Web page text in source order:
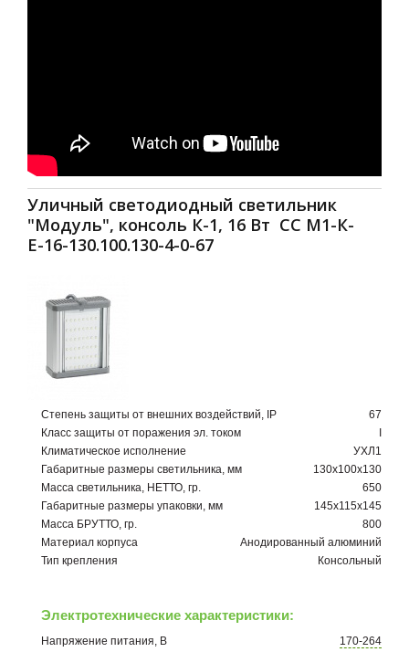
Уличный светодиодный светильник
"Модуль", консоль К-1, 16 Вт СС М1-К-
Е-16-130.100.130-4-0-67
Степень защиты от внешних воздействий, IP
67
Класс защиты от поражения эл. током
Климатическое исполнение
УХЛ1
Габаритные размеры светильника, мм
130х100х130
Масса светильника, НЕТТО, гр.
650
Габаритные размеры упаковки, мм
145х115х145
Масса БРУТТО, гр.
800
Материал корпуса
Анодированный алюминий
Тип крепления
Консольный
Электротехнические характеристики:
Напряжение питания, В
170-264